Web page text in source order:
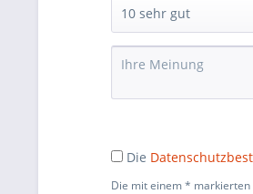
Die
Die mit einem *